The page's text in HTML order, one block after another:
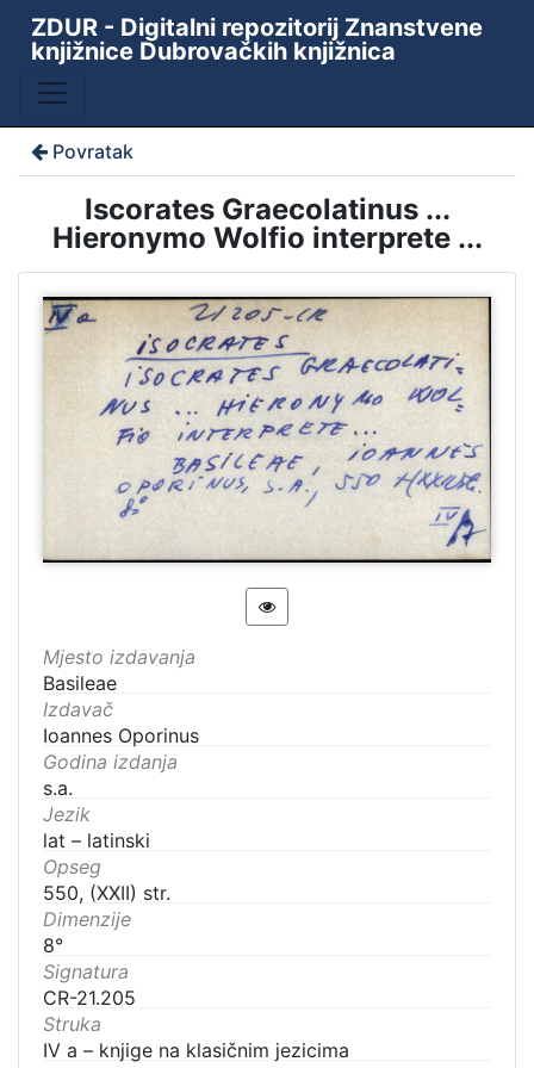
ZDUR - Digitalni repozitorij Znanstvene
knjižnice Dubrovačkih knjižnica
Povratak
Iscorates Graecolatinus ...
Hieronymo Wolfio interprete ...
Mjesto izdavanja
Basileae
Izdavač
Ioannes Oporinus
Godina izdanja
s.a.
Jezik
lat – latinski
Opseg
550, (XXII) str.
Dimenzije
8°
Signatura
CR-21.205
Struka
IV a – knjige na klasičnim jezicima